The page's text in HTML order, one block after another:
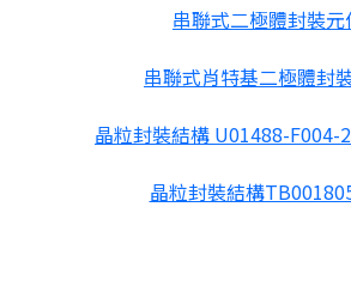
串聯式二極體封裝元
串聯式肖特基二極體封
晶粒封裝結構 U01488-F004-
晶粒封裝結構